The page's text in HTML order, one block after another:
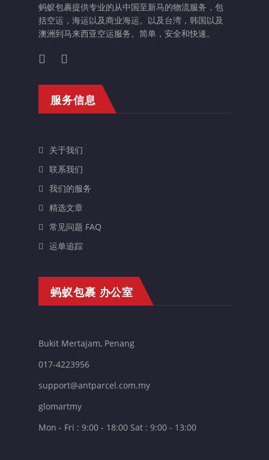
蚂蚁包裹提供专业的从中国至新马的物流服务，包
括空运，海运以及商业海运。以及台湾，韩国以及
澳洲到马来西亚空运服务。简单，安全和快速。
服务信息
关于我们
联系我们
我们的服务
精选文章
常见问题 FAQ
运单追踪
蚂蚁包裹 办公室
Bukit Mertajam, Penang
017-4223956
support@antparcel.com.my
glomartmy
Mon - Fri : 9:00 - 18:00 Sat : 9:00 - 13:00